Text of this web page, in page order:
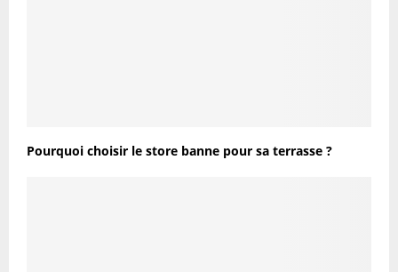
Pourquoi choisir le store banne pour sa terrasse ?